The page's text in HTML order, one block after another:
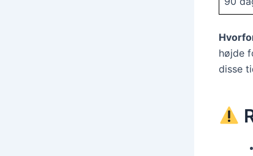
højde
disse